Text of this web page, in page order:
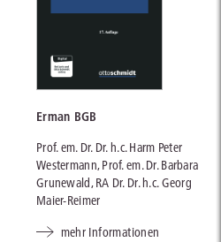
Erman BGB
Prof. em. Dr. Dr. h.c. Harm Peter
Westermann, Prof. em. Dr. Barbara
Grunewald, RA Dr. Dr. h.c. Georg
Maier-Reimer
mehr Informationen